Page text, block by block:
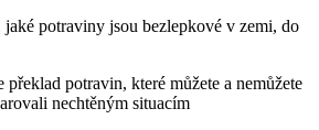
jaké potraviny jsou bezlepkové v zemi, do
překlad potravin, které můžete a nemůžete
nechtěným situacím